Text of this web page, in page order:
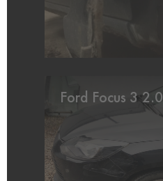
Ford Focus 3 2.0